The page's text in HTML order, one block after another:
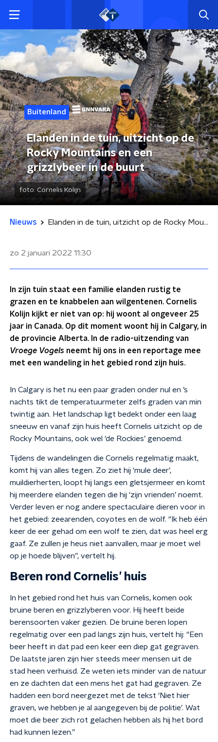
Buitenland
Elanden in de tuin, uitzicht op de
Rocky Mountains en een
grizzlybeer in de buurt
foto: Cornelis Kolijn
Nieuws Elanden in de tuin, uitzicht op de Rocky Mountains en een grizzlybeer in de buurt
zo 2 januari 2022 11:30
In zijn tuin staat een familie elanden rustig te
grazen en te knabbelen aan wilgentenen. Cornelis
Kolijn kijkt er niet van op: hij woont al ongeveer 25
jaar in Canada. Op dit moment woont hij in Calgary, in
de provincie Alberta. In de radio-uitzending van
Vroege Vogels neemt hij ons in een reportage mee
met een wandeling in het gebied rond zijn huis.
In Calgary is het nu een paar graden onder nul en ’s
nachts tikt de temperatuurmeter zelfs graden van min
twintig aan. Het landschap ligt bedekt onder een laag
sneeuw en vanaf zijn huis heeft Cornelis uitzicht op de
Rocky Mountains, ook wel ‘de Rockies’ genoemd.
Tijdens de wandelingen die Cornelis regelmatig maakt,
komt hij van alles tegen. Zo ziet hij ‘mule deer’,
muildierherten, loopt hij langs een gletsjermeer en komt
hij meerdere elanden tegen die hij ‘zijn vrienden’ noemt.
Verder leven er nog andere spectaculaire dieren voor in
het gebied: zeearenden, coyotes en de wolf. “Ik heb één
keer de eer gehad om een wolf te zien, dat was heel erg
gaaf. Ze zullen je heus niet aanvallen, maar je moet wel
op je hoede blijven”, vertelt hij.
Beren rond Cornelis’ huis
In het gebied rond het huis van Cornelis, komen ook
bruine beren en grizzlyberen voor. Hij heeft beide
berensoorten vaker gezien. De bruine beren lopen
regelmatig over een pad langs zijn huis, vertelt hij: “Een
beer heeft in dat pad een keer een diep gat gegraven.
De laatste jaren zijn hier steeds meer mensen uit de
stad heen verhuisd. Ze weten iets minder van de natuur
en ze dachten dat een mens het gat had gegraven. Ze
hadden een bord neergezet met de tekst ‘Niet hier
graven, we hebben je al aangegeven bij de politie’. Wat
moet die beer zich rot gelachen hebben als hij het bord
had kunnen lezen.”